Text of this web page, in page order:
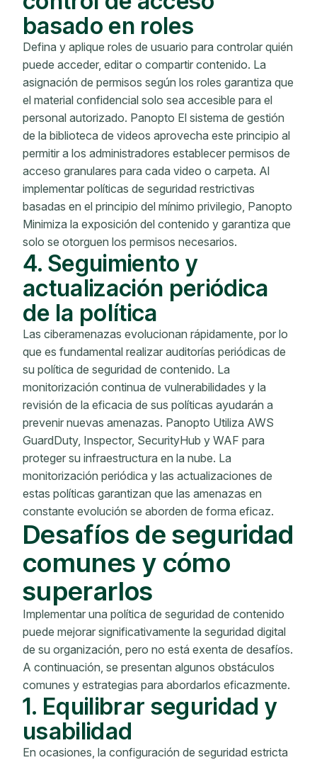
basado en roles
Defina y aplique roles de usuario para controlar quién
puede acceder, editar o compartir contenido. La
asignación de permisos según los roles garantiza que
el material confidencial solo sea accesible para el
personal autorizado. Panopto El sistema de gestión
de la biblioteca de videos aprovecha este principio al
permitir a los administradores establecer permisos de
acceso granulares para cada video o carpeta. Al
implementar políticas de seguridad restrictivas
basadas en el principio del mínimo privilegio, Panopto
Minimiza la exposición del contenido y garantiza que
solo se otorguen los permisos necesarios.
4. Seguimiento y
actualización periódica
de la política
Las ciberamenazas evolucionan rápidamente, por lo
que es fundamental realizar auditorías periódicas de
su política de seguridad de contenido. La
monitorización continua de vulnerabilidades y la
revisión de la eficacia de sus políticas ayudarán a
prevenir nuevas amenazas. Panopto Utiliza AWS
GuardDuty, Inspector, SecurityHub y WAF para
proteger su infraestructura en la nube. La
monitorización periódica y las actualizaciones de
estas políticas garantizan que las amenazas en
constante evolución se aborden de forma eficaz.
Desafíos de seguridad
comunes y cómo
superarlos
Implementar una política de seguridad de contenido
puede mejorar significativamente la seguridad digital
de su organización, pero no está exenta de desafíos.
A continuación, se presentan algunos obstáculos
comunes y estrategias para abordarlos eficazmente.
1. Equilibrar seguridad y
usabilidad
En ocasiones, la configuración de seguridad estricta